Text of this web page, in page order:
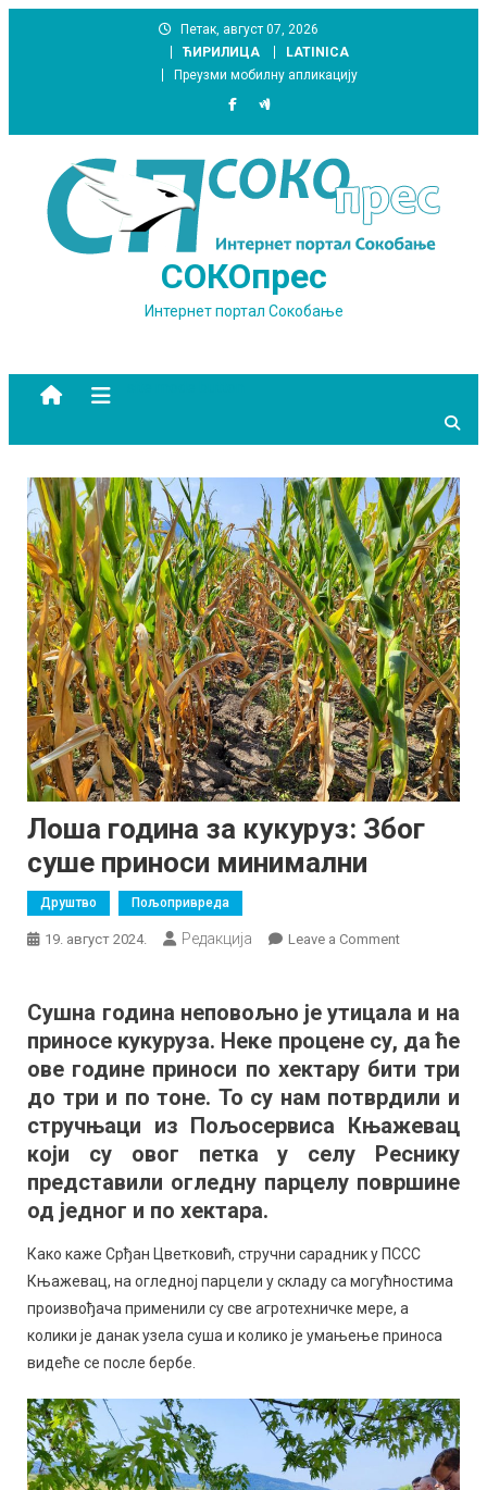
Петак, август 07, 2026
ЋИРИЛИЦА
LATINICA
Преузми мобилну апликацију
СОКОпрес
Интернет портал Сокобање
Лоша година за кукуруз: Због
суше приноси минимални
Друштво Пољопривреда
19. август 2024. Редакција Leave a Commenton
за
кукуруз:
Због
приноси
минимални
Сушна година неповољно је утицала и на
приносе кукуруза. Неке процене су, да ће
ове године приноси по хектару бити три
до три и по тоне. То су нам потврдили и
стручњаци из Пољосервиса Књажевац
који су овог петка у селу Реснику
представили огледну парцелу површине
од једног и по хектара.
Како каже Срђан Цветковић, стручни сарадник у ПССС
Књажевац, на огледној парцели у складу са могућностима
произвођача применили су све агротехничке мере, а
колики је данак узела суша и колико је умањење приноса
видеће се после бербе.